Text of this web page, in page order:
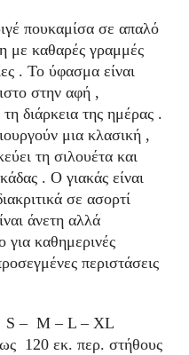
πουκαμίσα σε απαλό
με καθαρές γραμμές
. Το ύφασμα είναι
στην αφή ,
διάρκεια της ημέρας .
μια κλασική ,
τη σιλουέτα και
. Ο γιακάς είναι
σε ασορτί
άνετη αλλά
για καθημερινές
περιστάσεις
S – M – L – XL
120 εκ. περ. στήθους